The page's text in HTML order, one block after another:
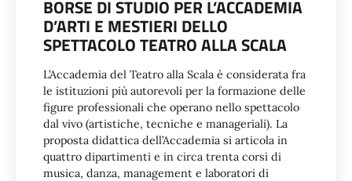
BORSE DI STUDIO PER L’ACCADEMIA
D’ARTI E MESTIERI DELLO
SPETTACOLO TEATRO ALLA SCALA
L’Accademia del Teatro alla Scala è considerata fra
le istituzioni più autorevoli per la formazione delle
figure professionali che operano nello spettacolo
dal vivo (artistiche, tecniche e manageriali). La
proposta didattica dell’Accademia si articola in
quattro dipartimenti e in circa trenta corsi di
musica, danza, management e laboratori di